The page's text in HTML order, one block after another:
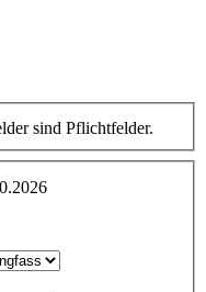
sind Pflichtfelder.